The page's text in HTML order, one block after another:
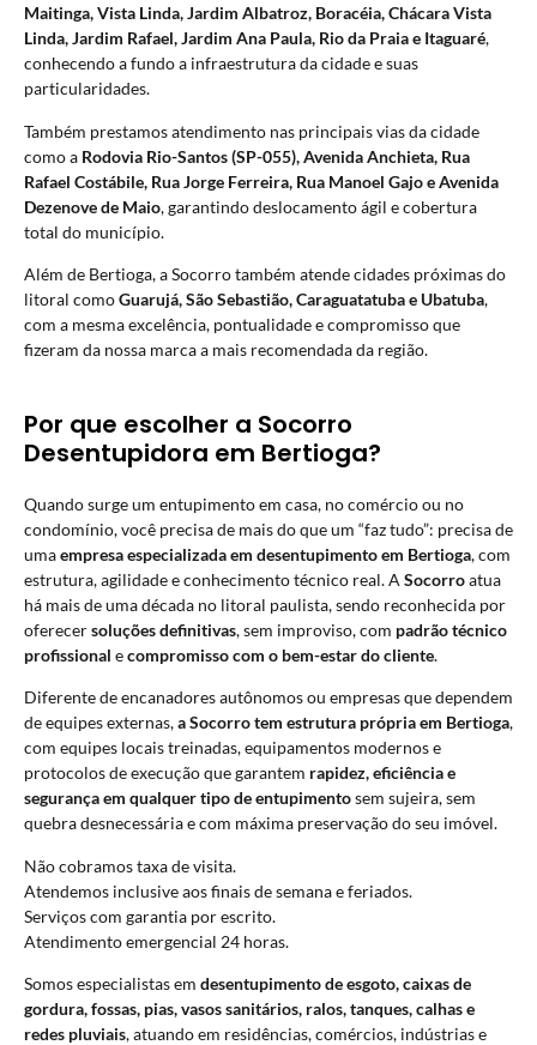
Maitinga, Vista Linda, Jardim Albatroz, Boracéia, Chácara Vista
Linda, Jardim Rafael, Jardim Ana Paula, Rio da Praia e Itaguaré,
conhecendo a fundo a infraestrutura da cidade e suas
particularidades.
Também prestamos atendimento nas principais vias da cidade
como a Rodovia Rio-Santos (SP-055), Avenida Anchieta, Rua
Rafael Costábile, Rua Jorge Ferreira, Rua Manoel Gajo e Avenida
Dezenove de Maio, garantindo deslocamento ágil e cobertura
total do município.
Além de Bertioga, a Socorro também atende cidades próximas do
litoral comoGuarujá, São Sebastião, Caraguatatuba e Ubatuba,
com a mesma excelência, pontualidade e compromisso que
fizeram da nossa marca a mais recomendada da região.
Por que escolher a Socorro
Desentupidora em Bertioga?
Quando surge um entupimento em casa, no comércio ou no
condomínio, você precisa de mais do que um “faz tudo”: precisa de
umaempresa especializada em desentupimento em Bertioga, com
estrutura, agilidade e conhecimento técnico real. A Socorroatua
há mais de uma década no litoral paulista, sendo reconhecida por
oferecersoluções definitivas, sem improviso, com padrão técnico
profissional ecompromisso com o bem-estar do cliente.
Diferente de encanadores autônomos ou empresas que dependem
de equipes externas,a Socorro tem estrutura própria em Bertioga,
com equipes locais treinadas, equipamentos modernos e
protocolos de execução que garantem rapidez, eficiência e
segurança em qualquer tipo de entupimentosem sujeira, sem
quebra desnecessária e com máxima preservação do seu imóvel.
Não cobramos taxa de visita.
Atendemos inclusive aos finais de semana e feriados.
Serviços com garantia por escrito.
Atendimento emergencial 24 horas.
Somos especialistas em desentupimento de esgoto, caixas de
gordura, fossas, pias, vasos sanitários, ralos, tanques, calhas e
redes pluviais, atuando em residências, comércios, indústrias e